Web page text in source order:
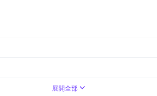
FUJIFILM 富士
展開全部